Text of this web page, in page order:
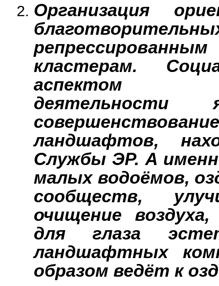
Организация
кластерам.
аспектом
деятельности
ландшафтов,
Службы ЭР. А
малых водоёмов,
сообществ,
очищение
для глаза
ландшафтных
образом ведёт к